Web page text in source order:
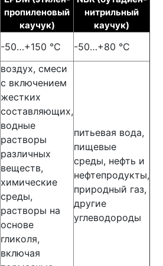
пропиленовый
каучук)
нитрильный
каучук)
-50…+150 °C -50…+80 °C
воздух, смеси
с включением
жестких
составляющих,
водные
растворы
различных
веществ,
химические
среды,
растворы на
основе
гликоля,
включая
питьевая вода,
пищевые
среды, нефть и
нефтепродукты,
природный газ,
другие
углеводороды